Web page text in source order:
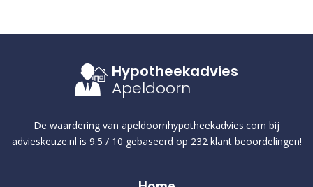
Hypotheekadvies
Apeldoorn
De waardering van apeldoornhypotheekadvies.com bij
advieskeuze.nl is 9.5 / 10 gebaseerd op 232klant beoordelingen!